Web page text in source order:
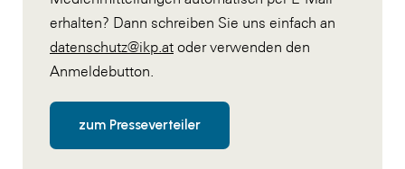
erhalten? Dann schreiben Sie uns einfach an
datenschutz@ikp.at oder verwenden den
Anmeldebutton.
zum Presseverteiler